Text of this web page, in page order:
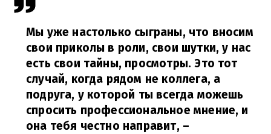
Мы уже настолько сыграны, что вносим
свои приколы в роли, свои шутки, у нас
есть свои тайны, просмотры. Это тот
случай, когда рядом не коллега, а
подруга, у которой ты всегда можешь
спросить профессиональное мнение, и
она тебя честно направит, –